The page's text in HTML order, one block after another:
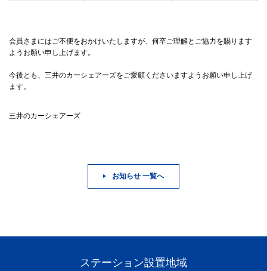
会員さまにはご不便をおかけいたしますが、何卒ご理解とご協力を賜ります
ようお願い申し上げます。
今後とも、三井のカーシェアーズをご愛顧くださいますようお願い申し上げ
ます。
三井のカーシェアーズ
お知らせ 一覧へ
ステーション設置地域